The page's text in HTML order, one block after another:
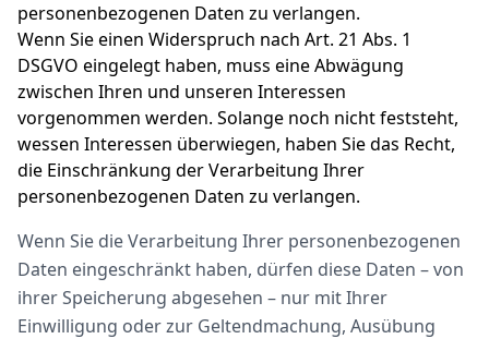
personenbezogenen Daten zu verlangen.
Wenn Sie einen Widerspruch nach Art. 21 Abs. 1
DSGVO eingelegt haben, muss eine Abwägung
zwischen Ihren und unseren Interessen
vorgenommen werden. Solange noch nicht feststeht,
wessen Interessen überwiegen, haben Sie das Recht,
die Einschränkung der Verarbeitung Ihrer
personenbezogenen Daten zu verlangen.
Wenn Sie die Verarbeitung Ihrer personenbezogenen
Daten eingeschränkt haben, dürfen diese Daten – von
ihrer Speicherung abgesehen – nur mit Ihrer
Einwilligung oder zur Geltendmachung, Ausübung